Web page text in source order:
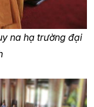
na hạ trường đại